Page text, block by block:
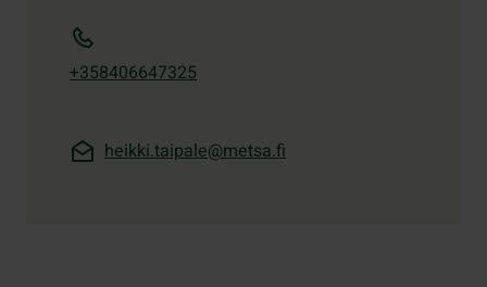
+358406647325
heikki.taipale@metsa.fi